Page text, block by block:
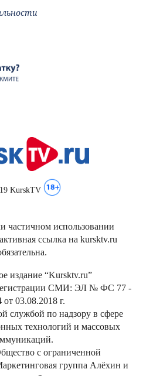
KurskTV
использовании
ссылка на kursktv.ru
издание “Kursktv.ru”
регистрации СМИ: ЭЛ № ФС 77 -
от 03.08.2018 г.
службой по надзору в сфере
технологий и массовых
с ограниченной
группа Алёхин и